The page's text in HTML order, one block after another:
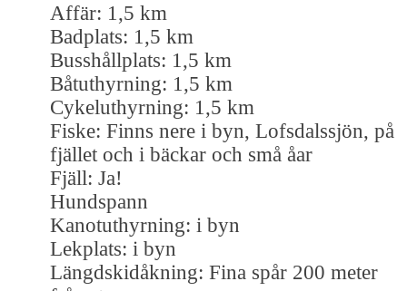
Affär: 1,5 km
Badplats: 1,5 km
Busshållplats: 1,5 km
Båtuthyrning: 1,5 km
Cykeluthyrning: 1,5 km
Fiske: Finns nere i byn, Lofsdalssjön, på
fjället och i bäckar och små åar
Fjäll: Ja!
Hundspann
Kanotuthyrning: i byn
Lekplats: i byn
Längdskidåkning: Fina spår 200 meter